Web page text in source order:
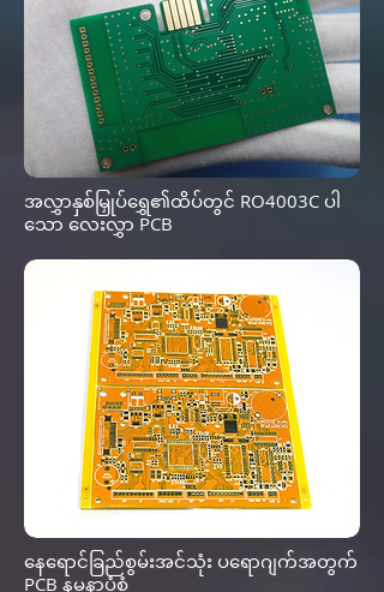
အလွှာနှစ်မြှုပ်ရွှေ၏ထိပ်တွင် RO4003C ပါ
သော လေးလွှာ PCB
နေရောင်ခြည်စွမ်းအင်သုံး ပရောဂျက်အတွက်
PCB နမူနာပုံစံ